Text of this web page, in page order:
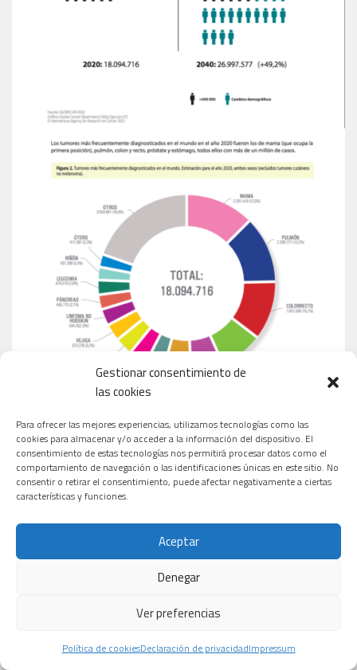
Gestionar consentimiento de
las cookies
Para ofrecer las mejores experiencias, utilizamos tecnologías como las
cookies para almacenar y/o acceder a la información del dispositivo. El
consentimiento de estas tecnologías nos permitirá procesar datos como el
comportamiento de navegación o las identificaciones únicas en este sitio. No
consentir o retirar el consentimiento, puede afectar negativamente a ciertas
características y funciones.
Aceptar
Denegar
Ver preferencias
Política de cookiesDeclaración de privacidadImpressum
MEDICAMENTOS MÁS VENDIDOS EN ESPAÑA